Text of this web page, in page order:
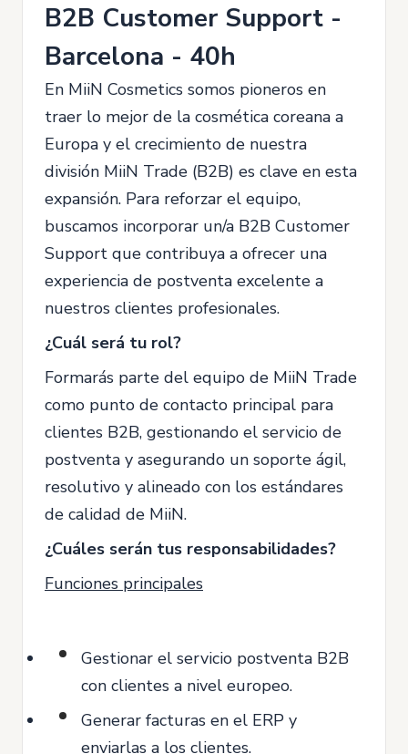
B2B Customer Support -
Barcelona - 40h
En MiiN Cosmetics somos pioneros en
traer lo mejor de la cosmética coreana a
Europa y el crecimiento de nuestra
división MiiN Trade (B2B) es clave en esta
expansión. Para reforzar el equipo,
buscamos incorporar un/a B2B Customer
Support que contribuya a ofrecer una
experiencia de postventa excelente a
nuestros clientes profesionales.
¿Cuál será tu rol?
Formarás parte del equipo de MiiN Trade
como punto de contacto principal para
clientes B2B, gestionando el servicio de
postventa y asegurando un soporte ágil,
resolutivo y alineado con los estándares
de calidad de MiiN.
¿Cuáles serán tus responsabilidades?
Funciones principales
Gestionar el servicio postventa B2B
con clientes a nivel europeo.
Generar facturas en el ERP y
enviarlas a los clientes.